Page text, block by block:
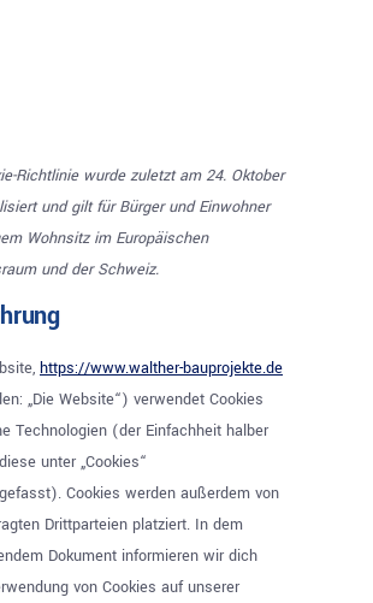
Richtlinie wurde zuletzt am 24. Oktober
und gilt für Bürger und Einwohner
Wohnsitz im Europäischen
und der Schweiz.
https://www.walther-bauprojekte.de
„Die Website“) verwendet Cookies
Technologien (der Einfachheit halber
unter „Cookies“
Cookies werden außerdem von
Drittparteien platziert. In dem
Dokument informieren wir dich
von Cookies auf unserer